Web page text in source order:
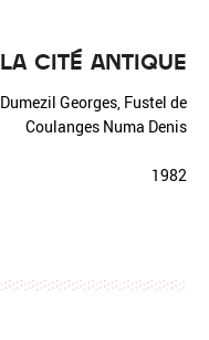
LA CITÉ ANTIQUE
Dumezil Georges, Fustel de
Coulanges Numa Denis
1982